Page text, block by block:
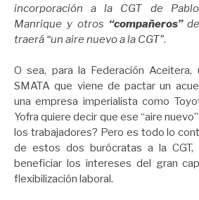
incorporación a la CGT de
Manrique y otros “compañeros”
traerá “un aire nuevo a la CGT”.
O sea, para la Federación
SMATA que viene de pactar un
una empresa imperialista como
Yofra quiere decir que ese “aire
los trabajadores? Pero es todo lo
de estos dos burócratas a la
beneficiar los intereses del gran
flexibilización laboral.